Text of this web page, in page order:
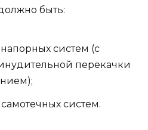
быть:
систем (с
перекачки
систем.